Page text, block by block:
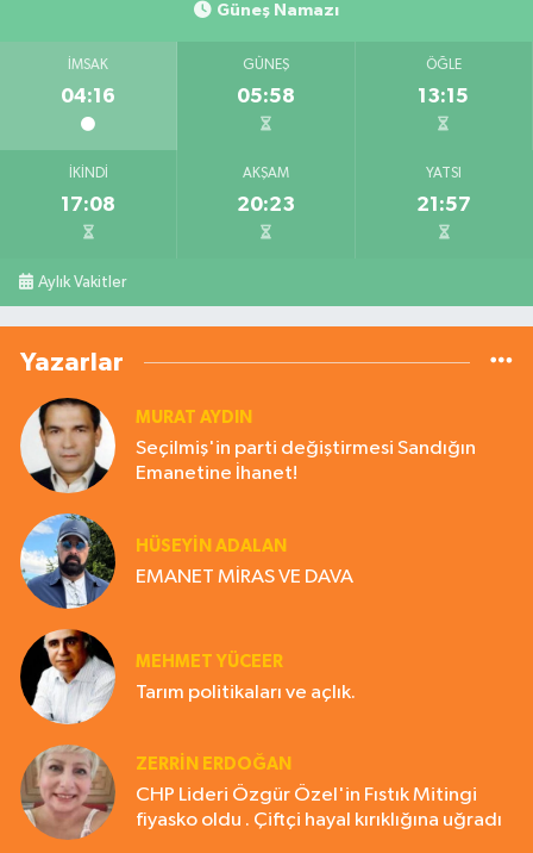
Güneş Namazı
İMSAK
04:16
GÜNEŞ
05:58
ÖĞLE
13:15
İKINDI
17:08
AKŞAM
20:23
YATSI
21:57
Aylık Vakitler
Yazarlar
MURAT AYDIN
Seçilmiş'in parti değiştirmesi Sandığın
Emanetine İhanet!
HÜSEYIN ADALAN
EMANET MİRAS VE DAVA
MEHMET YÜCEER
Tarım politikaları ve açlık.
ZERRIN ERDOĞAN
CHP Lideri Özgür Özel'in Fıstık Mitingi
fiyasko oldu . Çiftçi hayal kırıklığına uğradı